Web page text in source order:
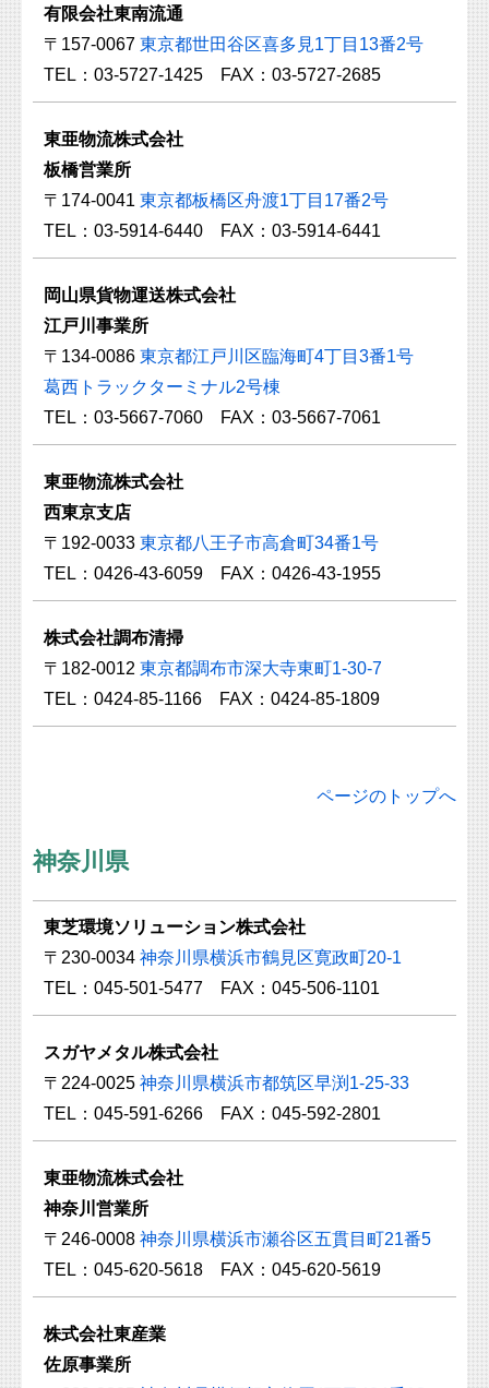
有限会社東南流通
〒157-0067 東京都世田谷区喜多見1丁目13番2号
TEL：03-5727-1425 FAX：03-5727-2685
東亜物流株式会社
板橋営業所
〒174-0041 東京都板橋区舟渡1丁目17番2号
TEL：03-5914-6440 FAX：03-5914-6441
岡山県貨物運送株式会社
江戸川事業所
〒134-0086 東京都江戸川区臨海町4丁目3番1号
葛西トラックターミナル2号棟
TEL：03-5667-7060 FAX：03-5667-7061
東亜物流株式会社
西東京支店
〒192-0033 東京都八王子市高倉町34番1号
TEL：0426-43-6059 FAX：0426-43-1955
株式会社調布清掃
〒182-0012 東京都調布市深大寺東町1-30-7
TEL：0424-85-1166 FAX：0424-85-1809
ページのトップへ
神奈川県
東芝環境ソリューション株式会社
〒230-0034 神奈川県横浜市鶴見区寛政町20-1
TEL：045-501-5477 FAX：045-506-1101
スガヤメタル株式会社
〒224-0025 神奈川県横浜市都筑区早渕1-25-33
TEL：045-591-6266 FAX：045-592-2801
東亜物流株式会社
神奈川営業所
〒246-0008 神奈川県横浜市瀬谷区五貫目町21番5
TEL：045-620-5618 FAX：045-620-5619
株式会社東産業
佐原事業所